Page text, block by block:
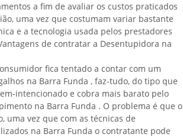
a fim de avaliar os custos praticados
uma vez que costumam variar bastante
e a tecnologia usada pelos prestadores
de contratar a Desentupidora na
fica tentado a contar com um
na Barra Funda , faz-tudo, do tipo que
intencionado e cobra mais barato pelo
na Barra Funda . O problema é que o
uma vez que com as técnicas de
na Barra Funda o contratante pode